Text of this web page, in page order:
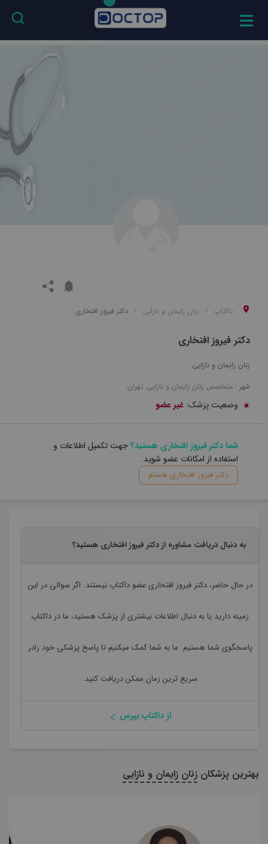
داکتاپ زنان زایمان و نازایی دکتر فیروز افتخاری
دکتر فیروز افتخاری
زنان زایمان و نازایی
شهر : متخصص زنان زایمان و نازایی تهران
وضعیت پزشک: غیر عضو
شما دکتر فیروز افتخاری هستید؟جهت تکمیل اطلاعات و
استفاده از امکانات عضو شوید.
دکتر فیروز افتخاری هستم
به دنبال دریافت مشاوره از دکتر فیروز افتخاری هستید؟
در حال حاضر،دکتر فیروز افتخاریعضو داکتاپ نیستند. اگر سوالی در این
زمینه دارید یا به دنبال اطلاعات بیشتری از پزشک هستید، ما در داکتاپ
پاسخگوی شما هستیم. ما به شما کمک میکنیم تا پاسخ پزشکی خود رادر
سریع ترین زمان ممکن دریافت کنید.
از داکتاپ بپرس
بهترین پزشکان زنان زایمان و نازایی